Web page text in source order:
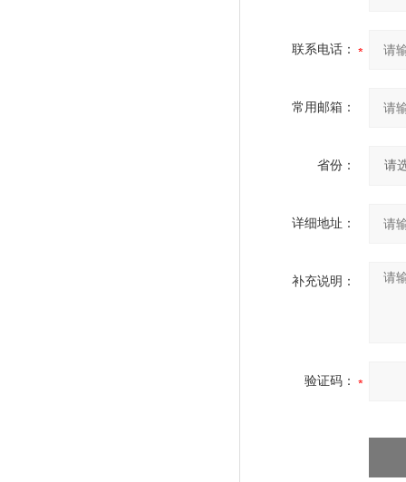
联系电话：
常用邮箱：
省份：
详细地址：
补充说明：
验证码：